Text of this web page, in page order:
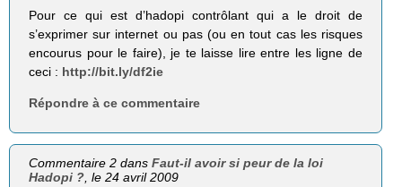
Pour ce qui est d’hadopi contrôlant qui a le droit de
s’exprimer sur internet ou pas (ou en tout cas les risques
encourus pour le faire), je te laisse lire entre les ligne de
ceci : http://bit.ly/df2ie
Répondre à ce commentaire
Commentaire 2 dansFaut-il avoir si peur de la loi
Hadopi ? , le 24 avril 2009